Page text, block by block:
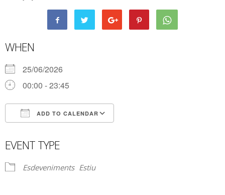
WHEN
25/06/2026
00:00 - 23:45
ADD TO CALENDAR
EVENT TYPE
Esdeveniments Estiu